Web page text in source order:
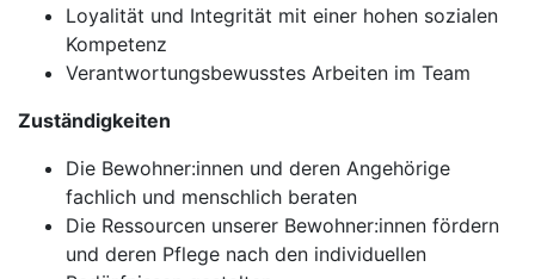
Loyalität und Integrität mit einer hohen sozialen
Kompetenz
Verantwortungsbewusstes Arbeiten im Team
Zuständigkeiten
Die Bewohner:innen und deren Angehörige
fachlich und menschlich beraten
Die Ressourcen unserer Bewohner:innen fördern
und deren Pflege nach den individuellen